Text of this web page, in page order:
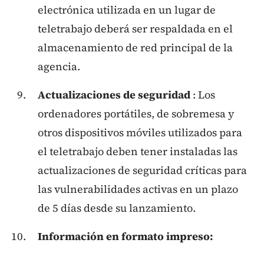
electrónica utilizada en un lugar de
teletrabajo deberá ser respaldada en el
almacenamiento de red principal de la
agencia.
Actualizaciones de seguridad : Los
ordenadores portátiles, de sobremesa y
otros dispositivos móviles utilizados para
el teletrabajo deben tener instaladas las
actualizaciones de seguridad críticas para
las vulnerabilidades activas en un plazo
de 5 días desde su lanzamiento.
Información en formato impreso: